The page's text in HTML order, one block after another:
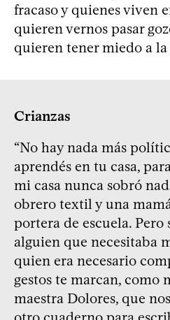
fracaso y quienes viven
quieren vernos pasar
quieren tener miedo a la
Crianzas
“No hay nada más
aprendés en tu casa,
mi casa nunca sobró
obrero textil y una
portera de escuela.
alguien que necesitaba
quien era necesario
gestos te marcan, como
maestra Dolores, que